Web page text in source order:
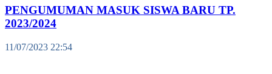
PENGUMUMAN MASUK SISWA BARU TP.
2023/2024
11/07/2023 22:54